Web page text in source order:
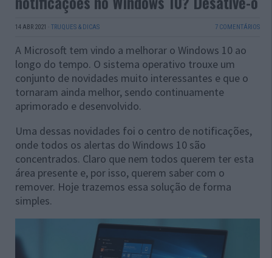
14 ABR 2021 · TRUQUES & DICAS 7 COMENTÁRIOS
A Microsoft tem vindo a melhorar o Windows 10 ao
longo do tempo. O sistema operativo trouxe um
conjunto de novidades muito interessantes e que o
tornaram ainda melhor, sendo continuamente
aprimorado e desenvolvido.
Uma dessas novidades foi o centro de notificações,
onde todos os alertas do Windows 10 são
concentrados. Claro que nem todos querem ter esta
área presente e, por isso, querem saber com o
remover. Hoje trazemos essa solução de forma
simples.